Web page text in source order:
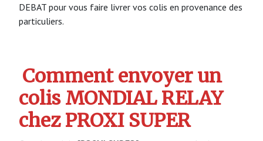
DEBAT pour vous faire livrer vos colis en provenance des
particuliers.
Comment envoyer un
colis MONDIAL RELAY
chez PROXI SUPER